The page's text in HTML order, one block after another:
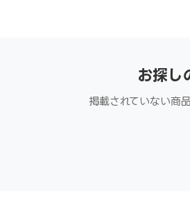
お探し
掲載されていない商